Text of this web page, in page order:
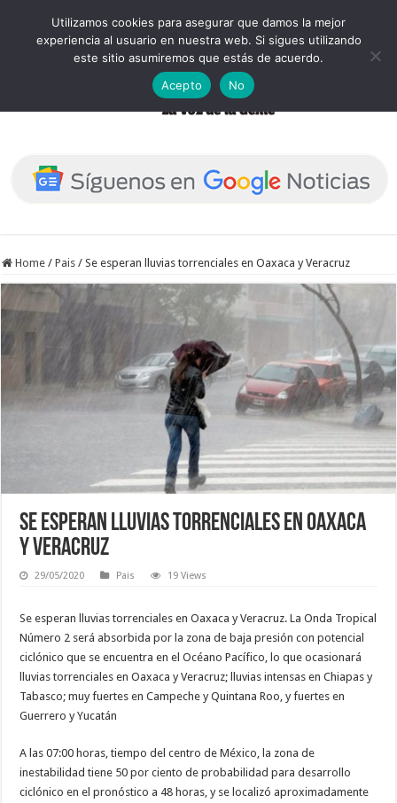
Home / Pais / Se esperan lluvias torrenciales en Oaxaca y Veracruz
Se esperan lluvias torrenciales en Oaxaca
y Veracruz
29/05/2020 Pais 19 Views
Se esperan lluvias torrenciales en Oaxaca y Veracruz. La Onda Tropical
Número 2 será absorbida por la zona de baja presión con potencial
ciclónico que se encuentra en el Océano Pacífico, lo que ocasionará
lluvias torrenciales en Oaxaca y Veracruz; lluvias intensas en Chiapas y
Tabasco; muy fuertes en Campeche y Quintana Roo, y fuertes en
Guerrero y Yucatán
A las 07:00 horas, tiempo del centro de México, la zona de
inestabilidad tiene 50 por ciento de probabilidad para desarrollo
ciclónico en el pronóstico a 48 horas, y se localizó aproximadamente
Utilizamos cookies para asegurar que damos la mejor
experiencia al usuario en nuestra web. Si sigues utilizando
este sitio asumiremos que estás de acuerdo.
Acepto
No